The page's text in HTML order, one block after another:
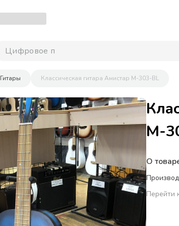
Цифровое пиани
Гитары Классическая гитара Амистар М-303-BL
М-
О
Перейти